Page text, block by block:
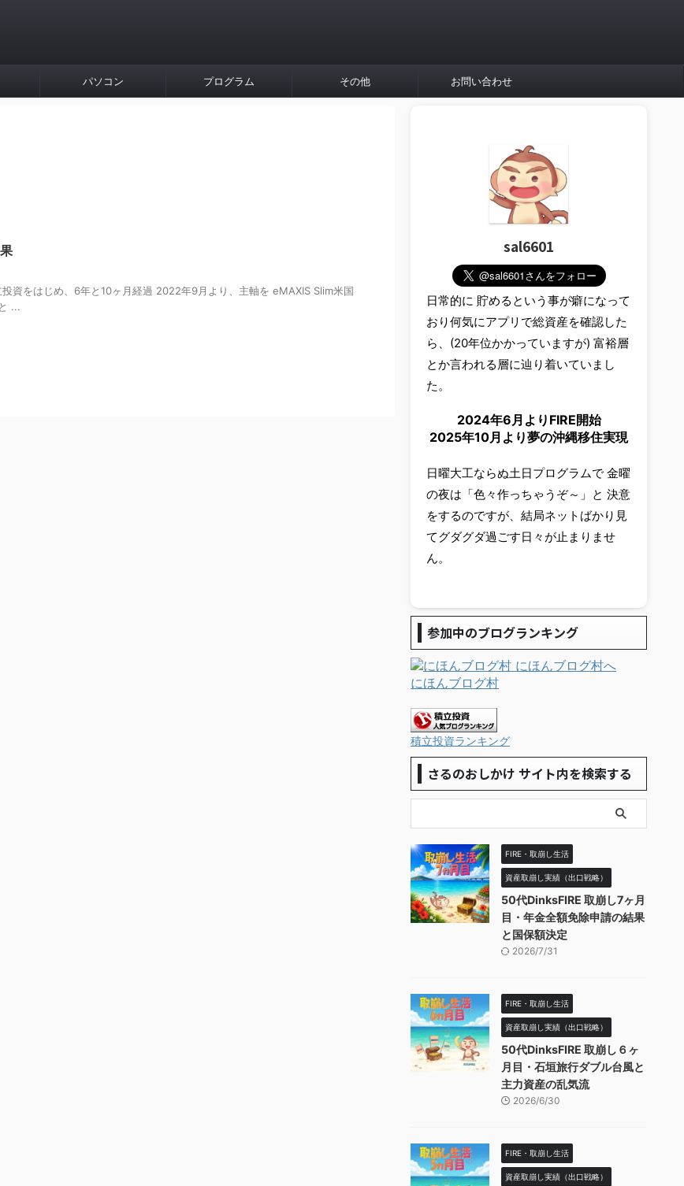
パソコン プログラム その他 お問い合わせ
資をはじめ、6年と10ヶ月経過 2022年9月より、主軸を eMAXIS Slim米国
...
sal6601
日常的に 貯めるという事が癖になって
おり何気にアプリで総資産を確認した
ら、(20年位かかっていますが) 富裕層
とか言われる層に辿り着いていまし
た。
2024年6月よりFIRE開始
2025年10月より夢の沖縄移住実現
日曜大工ならぬ土日プログラムで 金曜
の夜は「色々作っちゃうぞ～」と 決意
をするのですが、結局ネットばかり見
てグダグダ過ごす日々が止まりませ
ん。
参加中のブログランキング
にほんブログ村
積立投資ランキング
さるのおしかけ サイト内を検索する
FIRE・取崩し生活
資産取崩し実績（出口戦略）
50代DinksFIRE 取崩し7ヶ月
目・年金全額免除申請の結果
と国保額決定
2026/7/31
FIRE・取崩し生活
資産取崩し実績（出口戦略）
50代DinksFIRE 取崩し６ヶ
月目・石垣旅行ダブル台風と
主力資産の乱気流
2026/6/30
FIRE・取崩し生活
資産取崩し実績（出口戦略）